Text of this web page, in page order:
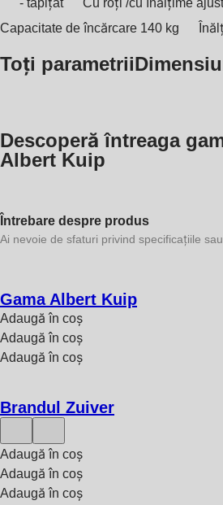
Capacitate de încărcare 140 kg
Toți parametrii
Descoperă întreaga
Albert Kuip
Întrebare despre produs
Ai nevoie de sfaturi privind specificațiile
Gama Albert Kuip
Adaugă în coș
Adaugă în coș
Adaugă în coș
Brandul Zuiver
Adaugă în coș
Adaugă în coș
Adaugă în coș